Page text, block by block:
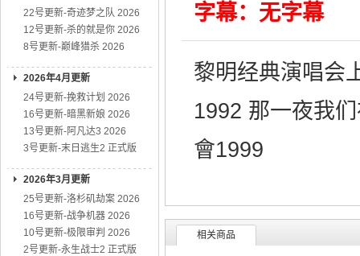
22号更新-奇迹梦之队 2026
12号更新-杀的就是你 2026
8号更新-巅峰猎杀 2026
2026年4月更新
24号更新-挽救计划 2026
16号更新-暗黑新娘 2026
13号更新-阿凡达3 2026
3号更新-末日逃生2 正式版
2026年3月更新
25号更新-洛杉矶劫案 2026
16号更新-战争机器 2026
10号更新-极限审判 2026
2号更新-永生战士2 正式版
字幕：无字幕
黎明经典演唱会
1992 那一夜我
會1999
相关商品